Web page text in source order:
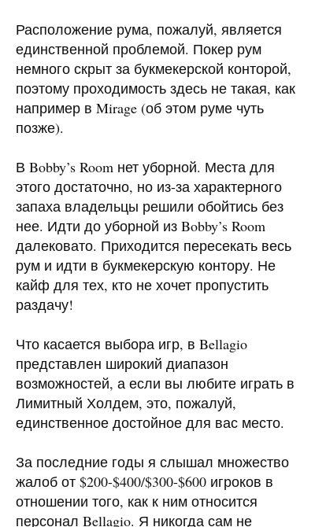
Расположение рума, пожалуй, является
единственной проблемой. Покер рум
немного скрыт за букмекерской конторой,
поэтому проходимость здесь не такая, как
например в Mirage (об этом руме чуть
позже).
В Bobby’s Room нет уборной. Места для
этого достаточно, но из-за характерного
запаха владельцы решили обойтись без
нее. Идти до уборной из Bobby’s Room
далековато. Приходится пересекать весь
рум и идти в букмекерскую контору. Не
кайф для тех, кто не хочет пропустить
раздачу!
Что касается выбора игр, в Bellagio
представлен широкий диапазон
возможностей, а если вы любите играть в
Лимитный Холдем, это, пожалуй,
единственное достойное для вас место.
За последние годы я слышал множество
жалоб от $200-$400/$300-$600 игроков в
отношении того, как к ним относится
персонал Bellagio. Я никогда сам не